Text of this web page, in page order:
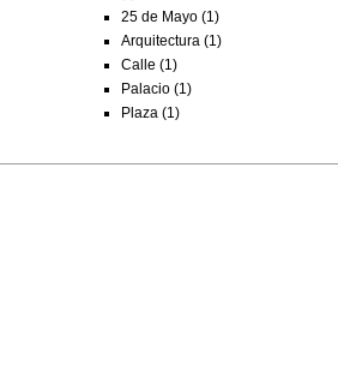
25 de Mayo (1)
Arquitectura (1)
Calle (1)
Palacio (1)
Plaza (1)